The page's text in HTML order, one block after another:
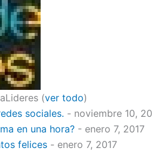
(ver todo)
sociales. - noviembre 10,
en una hora? - enero 7, 2017
felices - enero 7, 2017